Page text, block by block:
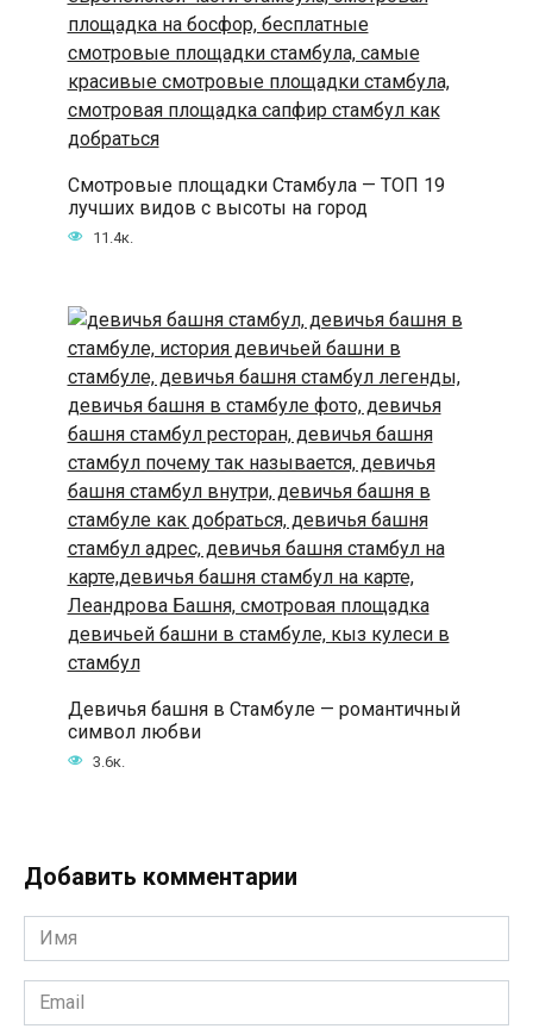
Смотровые площадки Стамбула — ТОП 19
лучших видов с высоты на город
11.4к.
Девичья башня в Стамбуле — романтичный
символ любви
3.6к.
Добавить комментарии
Имя
*
Email
*